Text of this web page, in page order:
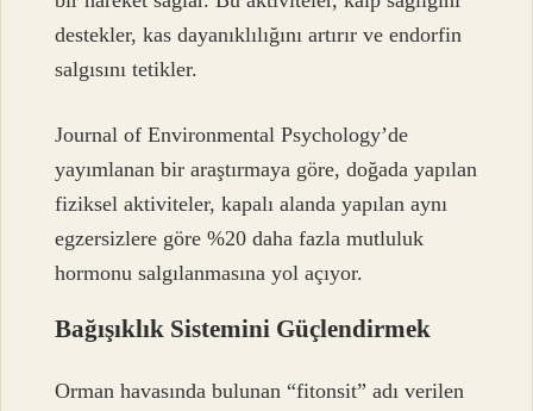
destekler, kas dayanıklılığını artırır ve endorfin
salgısını tetikler.
Journal of Environmental Psychology’de
yayımlanan bir araştırmaya göre, doğada yapılan
fiziksel aktiviteler, kapalı alanda yapılan aynı
egzersizlere göre %20 daha fazla mutluluk
hormonu salgılanmasına yol açıyor.
Bağışıklık Sistemini Güçlendirmek
Orman havasında bulunan “fitonsit” adı verilen